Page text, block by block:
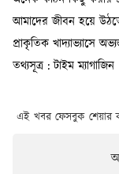
এই খবর ফেসবুক